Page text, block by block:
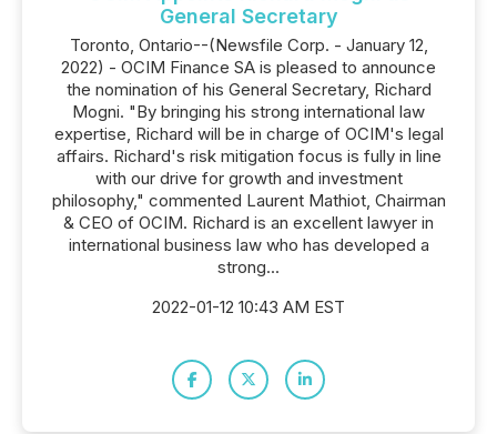
General Secretary
Toronto, Ontario--(Newsfile Corp. - January 12,
2022) - OCIM Finance SA is pleased to announce
the nomination of his General Secretary, Richard
Mogni. "By bringing his strong international law
expertise, Richard will be in charge of OCIM's legal
affairs. Richard's risk mitigation focus is fully in line
with our drive for growth and investment
philosophy," commented Laurent Mathiot, Chairman
& CEO of OCIM. Richard is an excellent lawyer in
international business law who has developed a
strong...
2022-01-12 10:43 AM EST